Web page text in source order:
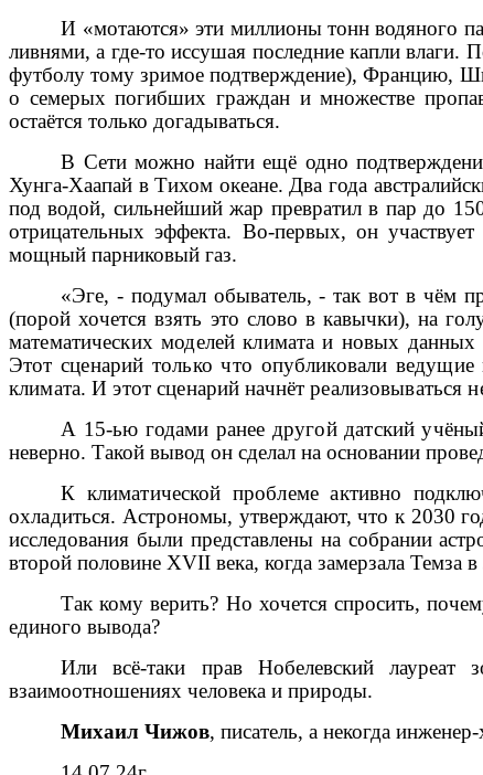
И «мотаются» эти миллионы тонн водяного
ливнями, а где-то иссушая последние капли влаги. П
футболу тому зримое подтверждение), Францию,
о семерых погибших граждан и множестве
остаётся только догадываться.
В Сети можно найти ещё одно
Хунга-Хаапай в Тихом океане. Два года
под водой, сильнейший жар превратил в пар до
отрицательных эффекта. Во-первых, он
мощный парниковый газ.
«Эге, - подумал обыватель, - так вот в чём
(порой хочется взять это слово в кавычки), на
математических моделей климата и новых
Этот сценарий только что опубликовали
климата. И этот сценарий начнёт
А 15-ью годами ранее другой датский
неверно. Такой вывод он сделал на основании
К климатической проблеме активно
охладиться. Астрономы, утверждают, что к 2030
исследования были представлены на собрании
второй половине XVII века, когда замерзала Темза
Так кому верить? Но хочется спросить,
единого вывода?
Или всё-таки прав Нобелевский
взаимоотношениях человека и природы.
Михаил Чижов, писатель, а некогда